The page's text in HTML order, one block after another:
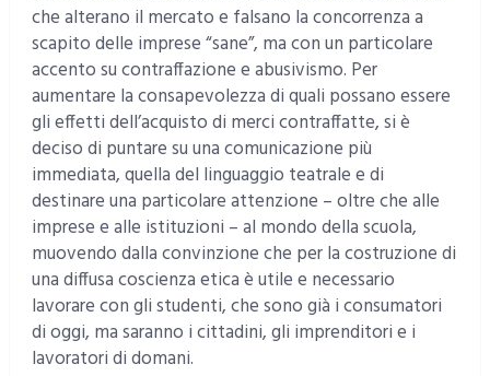
che alterano il mercato e falsano la concorrenza a
scapito delle imprese “sane”, ma con un particolare
accento su contraffazione e abusivismo. Per
aumentare la consapevolezza di quali possano essere
gli effetti dell’acquisto di merci contraffatte, si è
deciso di puntare su una comunicazione più
immediata, quella del linguaggio teatrale e di
destinare una particolare attenzione – oltre che alle
imprese e alle istituzioni – al mondo della scuola,
muovendo dalla convinzione che per la costruzione di
una diffusa coscienza etica è utile e necessario
lavorare con gli studenti, che sono già i consumatori
di oggi, ma saranno i cittadini, gli imprenditori e i
lavoratori di domani.